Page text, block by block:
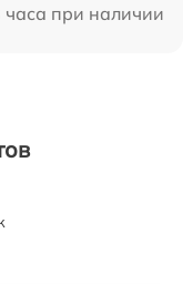
часа при наличии